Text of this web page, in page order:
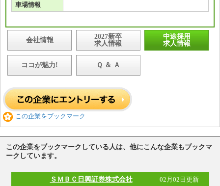
車場情報
会社情報
2027新卒
求人情報
中途採用
求人情報
ココが魅力! Ｑ ＆ Ａ
この企業をブックマーク
この企業をブックマークしている人は、他にこんな企業もブックマ
ークしています。
ＳＭＢＣ日興証券株式会社 02月02日更新